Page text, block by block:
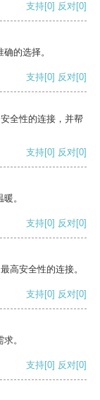
支持[0] 反对[0]
的选择。
支持[0] 反对[0]
全性的连接，并帮
支持[0] 反对[0]
。
支持[0] 反对[0]
高安全性的连接。
支持[0] 反对[0]
。
支持[0] 反对[0]